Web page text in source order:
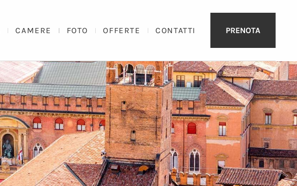
CAMERE FOTO OFFERTE CONTATTI PRENOTA